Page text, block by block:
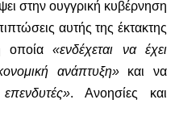
στην ουγγρική κυβέρνηση
αυτής της έκτακτης
η οποία«ενδέχεται να έχει
ανάπτυξη»και να
. Ανοησίες και